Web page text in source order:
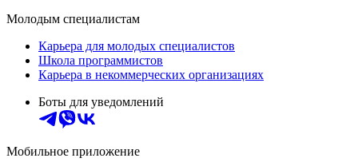
Молодым специалистам
Карьера для молодых специалистов
Школа программистов
Карьера в некоммерческих организациях
Боты для уведомлений
Мобильное приложение